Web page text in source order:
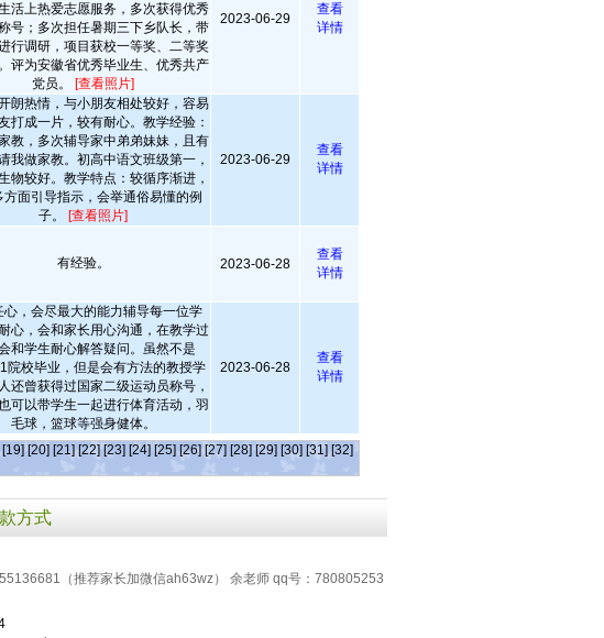
活上热爱志愿服务，多次获得优秀
号；多次担任暑期三下乡队长，带
行调研，项目获校一等奖、二等奖
评为安徽省优秀毕业生、优秀共产
党员。 [查看照片]
2023-06-29
查看
详情
朗热情，与小朋友相处较好，容易
打成一片，较有耐心。教学经验：
教，多次辅导家中弟弟妹妹，且有
我做家教。初高中语文班级第一，
物较好。教学特点：较循序渐进，
方面引导指示，会举通俗易懂的例
子。 [查看照片]
2023-06-29
查看
详情
有经验。 2023-06-28
查看
详情
心，会尽最大的能力辅导每一位学
心，会和家长用心沟通，在教学过
和学生耐心解答疑问。虽然不是
院校毕业，但是会有方法的教授学
还曾获得过国家二级运动员称号，
可以带学生一起进行体育活动，羽
毛球，篮球等强身健体。
2023-06-28
查看
详情
[19] [20] [21] [22] [23] [24] [25] [26] [27] [28] [29] [30] [31] [32]
方式
（推荐家长加微信ah63wz） 余老师 qq号：780805253